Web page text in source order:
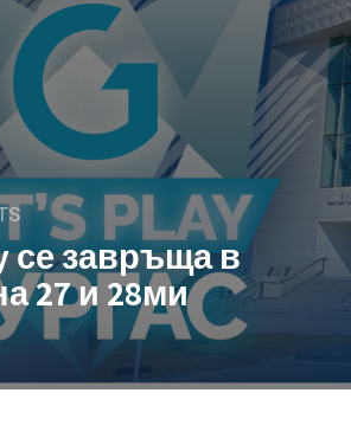
се завръща в
27 и 28ми